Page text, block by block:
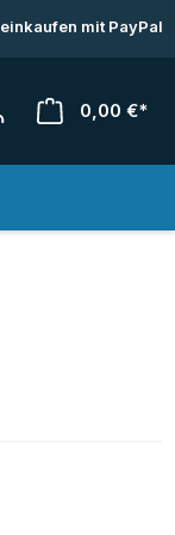
mit PayPal
0,00 €*